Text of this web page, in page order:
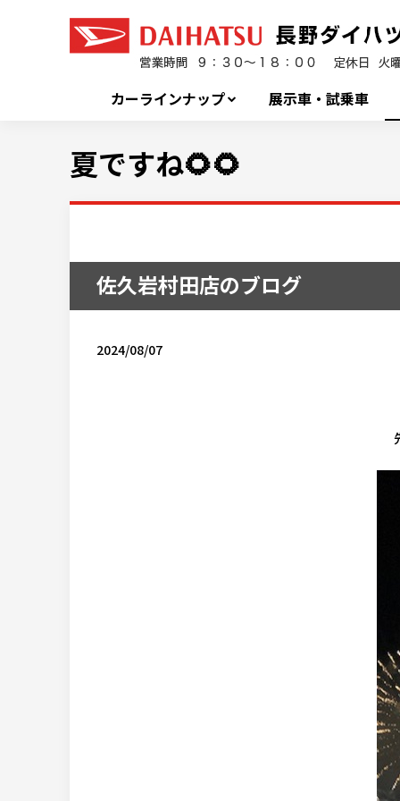
カーラインナップ 展示車・試乗車
夏ですね🌻🌻
佐久岩村田店のブログ
2024/08/07